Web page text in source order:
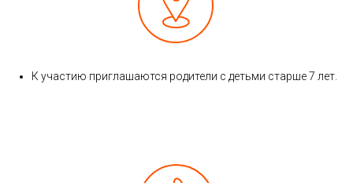
К участию приглашаются родители с детьми старше 7 лет.